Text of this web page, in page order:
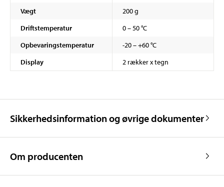
Vægt
200 g
Driftstemperatur
0 – 50 °C
Opbevaringstemperatur
-20 – +60 °C
Display
2 rækker x tegn
Sikkerhedsinformation og øvrige dokumenter
Om producenten